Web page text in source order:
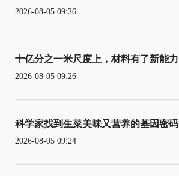
2026-08-05 09:26
十亿分之一米尺度上，材料有了新能力
2026-08-05 09:26
科学家找到生菜美味又营养的基因密码
2026-08-05 09:24